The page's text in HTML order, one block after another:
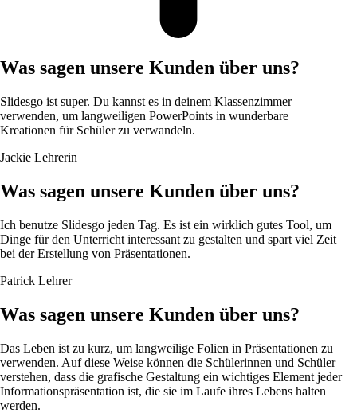
Was sagen unsere Kunden über uns?
Slidesgo ist super. Du kannst es in deinem Klassenzimmer
verwenden, um langweiligen PowerPoints in wunderbare
Kreationen für Schüler zu verwandeln.
Jackie Lehrerin
Was sagen unsere Kunden über uns?
Ich benutze Slidesgo jeden Tag. Es ist ein wirklich gutes Tool, um
Dinge für den Unterricht interessant zu gestalten und spart viel Zeit
bei der Erstellung von Präsentationen.
Patrick Lehrer
Was sagen unsere Kunden über uns?
Das Leben ist zu kurz, um langweilige Folien in Präsentationen zu
verwenden. Auf diese Weise können die Schülerinnen und Schüler
verstehen, dass die grafische Gestaltung ein wichtiges Element jeder
Informationspräsentation ist, die sie im Laufe ihres Lebens halten
werden.